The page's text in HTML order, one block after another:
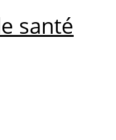
santé